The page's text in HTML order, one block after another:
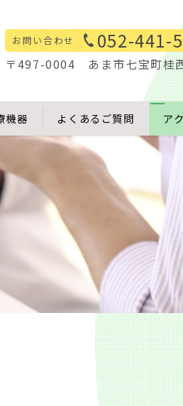
お問い合わせ 052-441-
〒497-0004 あま市七宝町桂
機器 よくあるご質問 ア